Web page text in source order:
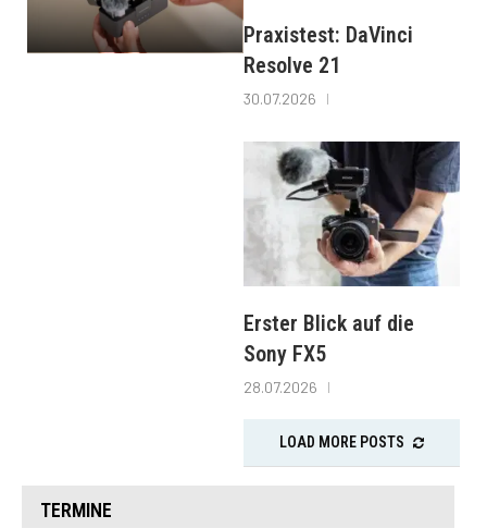
Praxistest: DaVinci
Resolve 21
30.07.2026
Erster Blick auf die
Sony FX5
28.07.2026
LOAD MORE POSTS
TERMINE